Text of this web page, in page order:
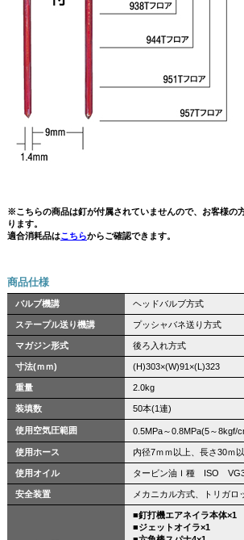
※こちらの商品は釘が付属されていませんので、お客様の
ります。
適合消耗品はこちらからご確認できます。
商品仕様
バルブ機講 ヘッドバルブ方式
ステープル送り機講 プッシャバネ送り方式
マガジン形式 後ろ入れ方式
寸法(ｍｍ) (H)303×(W)91×(L)323
重量 2.0kg
装填数 50本(1連)
使用空気圧範囲 0.5MPa～0.8MPa(5～8kgf/
使用ホース 内径7ｍｍ以上、長さ30ｍ
使用オイル タービン油Ｉ種 ISO
安全装置 メカニカル方式、トリガロ
■釘打機エアネイラ本体×1
■ジェットオイラ×1